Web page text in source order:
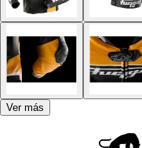
Ver más